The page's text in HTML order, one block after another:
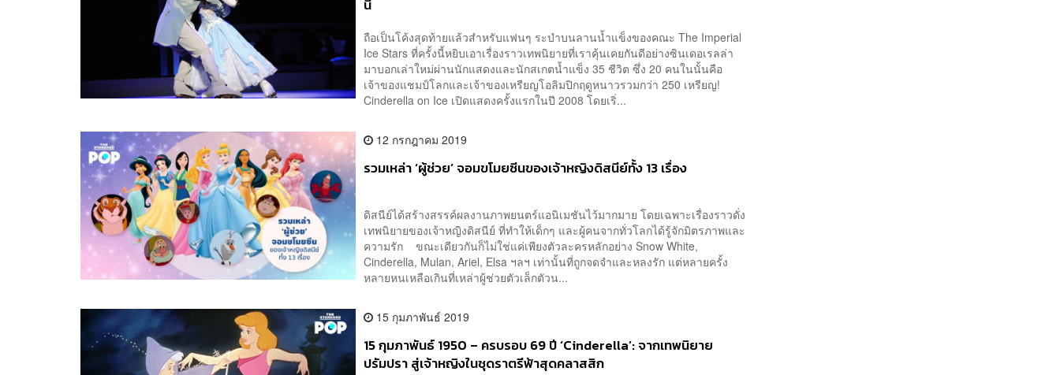
นี้
ถือเป็นโค้งสุดท้ายแล้วสำหรับแฟนๆ ระบำบนลานน้ำแข็งของคณะ The Imperial
Ice Stars ที่ครั้งนี้หยิบเอาเรื่องราวเทพนิยายที่เราคุ้นเคยกันดีอย่างซินเดอเรลล่า
มาบอกเล่าใหม่ผ่านนักแสดงและนักสเกตน้ำแข็ง 35 ชีวิต ซึ่ง 20 คนในนั้นคือ
เจ้าของแชมป์โลกและเจ้าของเหรียญโอลิมปิกฤดูหนาวรวมกว่า 250 เหรียญ!
Cinderella on Ice เปิดแสดงครั้งแรกในปี 2008 โดยเริ่...
12 กรกฎาคม 2019
รวมเหล่า ‘ผู้ช่วย’ จอมขโมยซีนของเจ้าหญิงดิสนีย์ทั้ง 13 เรื่อง
ดิสนีย์ได้สร้างสรรค์ผลงานภาพยนตร์แอนิเมชันไว้มากมาย โดยเฉพาะเรื่องราวดั่ง
เทพนิยายของเจ้าหญิงดิสนีย์ ที่ทำให้เด็กๆ และผู้คนจากทั่วโลกได้รู้จักมิตรภาพและ
ความรัก ขณะเดียวกันก็ไม่ใช่แค่เพียงตัวละครหลักอย่าง Snow White,
Cinderella, Mulan, Ariel, Elsa ฯลฯ เท่านั้นที่ถูกจดจำและหลงรัก แต่หลายครั้ง
หลายหนเหลือเกินที่เหล่าผู้ช่วยตัวเล็กตัวน...
15 กุมภาพันธ์ 2019
15 กุมภาพันธ์ 1950 – ครบรอบ 69 ปี ‘Cinderella’: จากเทพนิยาย
ปรัมปรา สู่เจ้าหญิงในชุดราตรีฟ้าสุดคลาสสิก